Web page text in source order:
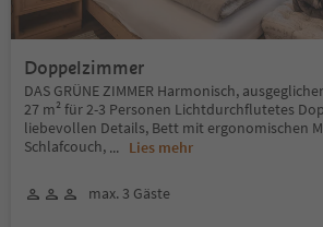
Doppelzimmer
DAS GRÜNE ZIMMER Harmonisch,
27 m² für 2-3 Personen Lichtdurchflutetes
liebevollen Details, Bett mit ergonomischen
Schlafcouch, ... Lies mehr
max. 3 Gäste